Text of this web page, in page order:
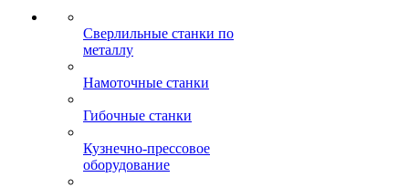
Сверлильные станки по
металлу
Намоточные станки
Гибочные станки
Кузнечно-прессовое
оборудование